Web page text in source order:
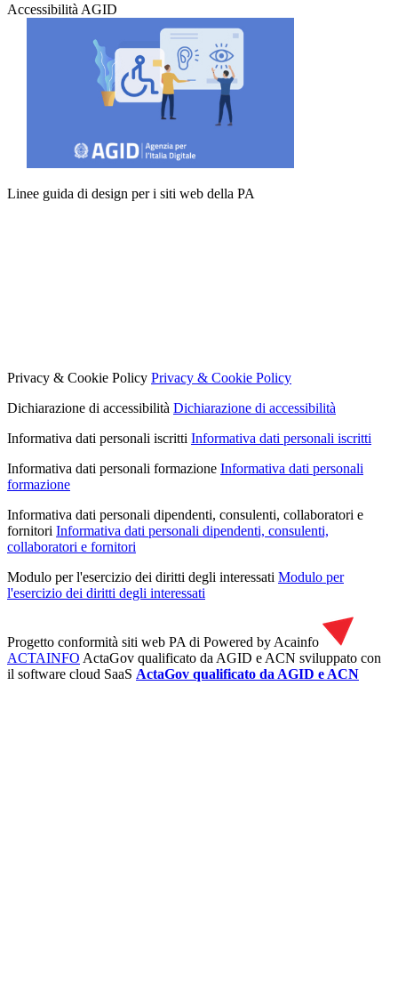
Accessibilità AGID
Linee guida di design per i siti web della PA
Privacy & Cookie Policy Privacy & Cookie Policy
Dichiarazione di accessibilità Dichiarazione di accessibilità
Informativa dati personali iscritti Informativa dati personali iscritti
Informativa dati personali formazione Informativa dati personali
formazione
Informativa dati personali dipendenti, consulenti, collaboratori e
fornitori Informativa dati personali dipendenti, consulenti,
collaboratori e fornitori
Modulo per l'esercizio dei diritti degli interessati Modulo per
l'esercizio dei diritti degli interessati
Progetto conformità siti web PA di Powered by Acainfo
ACTAINFO ActaGov qualificato da AGID e ACN sviluppato con
il software cloud SaaS ActaGov qualificato da AGID e ACN